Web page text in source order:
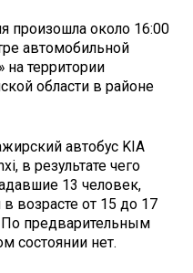
произошла около 16:00
автомобильной
территории
области в районе
автобус KIA
в результате чего
13 человек,
возрасте от 15 до 17
По предварительным
состоянии нет.